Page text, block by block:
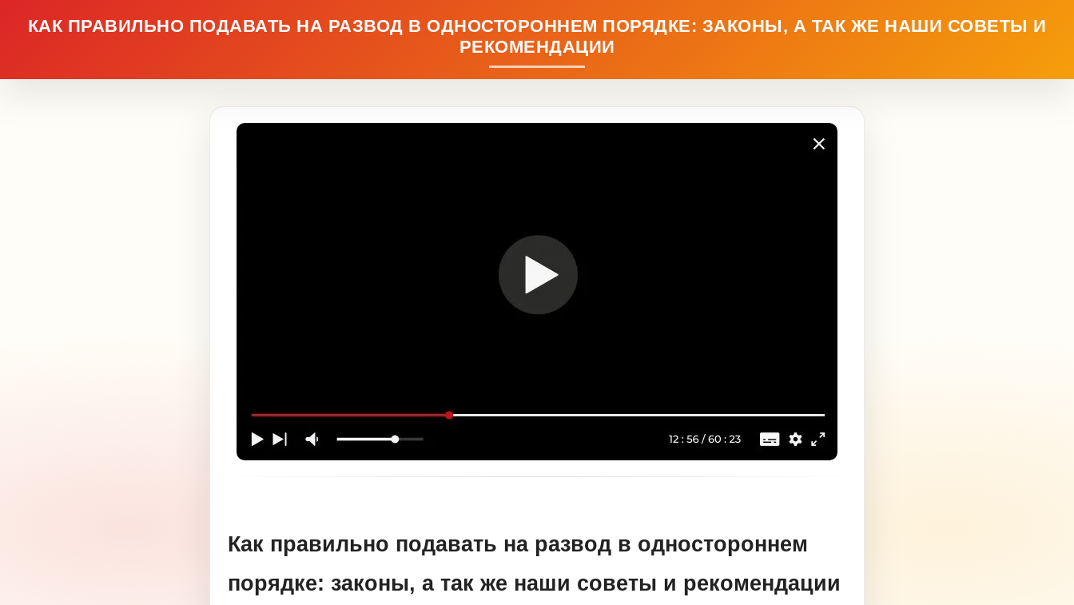
КАК ПРАВИЛЬНО ПОДАВАТЬ НА РАЗВОД В ОДНОСТОРОННЕМ ПОРЯДКЕ: ЗАКОНЫ, А ТАК ЖЕ НАШИ СОВЕТЫ И
РЕКОМЕНДАЦИИ
Как правильно подавать на развод в одностороннем
порядке: законы, а так же наши советы и рекомендации